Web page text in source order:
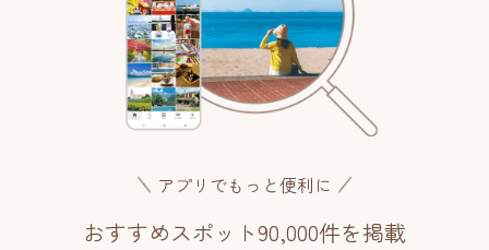
アプリでもっと便利に
おすすめスポット90,000件を掲載